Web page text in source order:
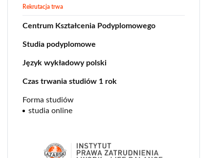
Rekrutacja trwa
Centrum Kształcenia Podyplomowego
Studia podyplomowe
Język wykładowy polski
Czas trwania studiów 1 rok
Forma studiów
studia online